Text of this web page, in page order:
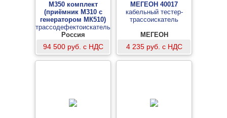
М350 комплект
(приёмник М310 с
генератором МК510)
трассодефектоискатель
Россия
94 500 руб. с НДС
МЕГЕОН 40017
кабельный тестер-
трассоискатель
МЕГЕОН
4 235 руб. с НДС